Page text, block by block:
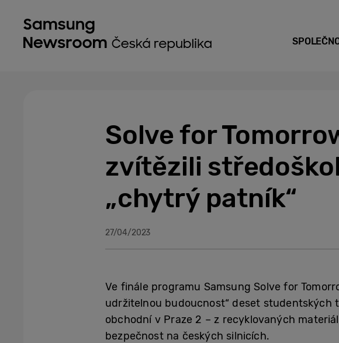
Solve for
zvítězili
„chytrý patník“
27/04/2023
Ve finále programu Samsung Solve for
udržitelnou budoucnost“ deset studentských
obchodní v Praze 2 – z recyklovaných
bezpečnost na českých silnicích.